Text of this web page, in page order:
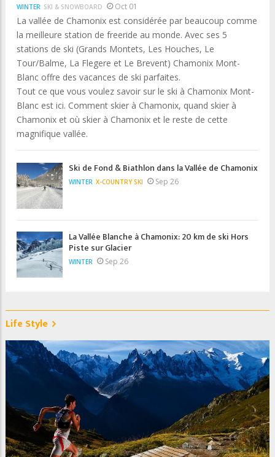
WINTER SKI & SNOWBOARD Oct 01
La vallée de Chamonix est considérée par beaucoup comme
la meilleure station de freeride au monde. Avec ses 5
stations de ski (Grands Montets, Les Houches, Le
Tour/Balme, La Flegere et Le Brevent) Chamonix Mont-
Blanc offre des vacances de ski parfaites.
Tout ce que vous voulez savoir sur le ski à Chamonix Mont-
Blanc est ici. Comment skier à Chamonix, quand skier à
Chamonix et où skier à Chamonix et le reste de cette
magnifique vallée.
Ski de Fond & Biathlon dans la Vallée de Chamonix
WINTER X-COUNTRY SKI Sep 26
La Vallée Blanche à Chamonix: 20 km de ski Hors
Piste sur Glacier
WINTER Sep 26
Life Style